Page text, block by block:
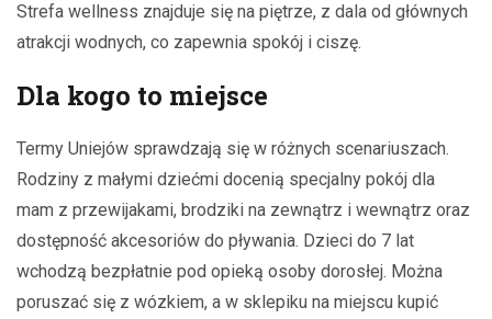
Strefa wellness znajduje się na piętrze, z dala od głównych
atrakcji wodnych, co zapewnia spokój i ciszę.
Dla kogo to miejsce
Termy Uniejów sprawdzają się w różnych scenariuszach.
Rodziny z małymi dziećmi docenią specjalny pokój dla
mam z przewijakami, brodziki na zewnątrz i wewnątrz oraz
dostępność akcesoriów do pływania. Dzieci do 7 lat
wchodzą bezpłatnie pod opieką osoby dorosłej. Można
poruszać się z wózkiem, a w sklepiku na miejscu kupić